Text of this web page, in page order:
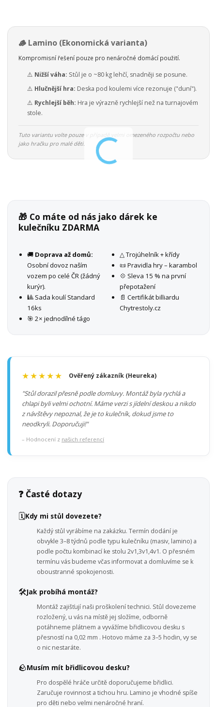
🪵 Lamino (Ekonomická varianta)
Kompromisní řešení pouze pro nenáročné domácí použití.
⚠️ Nižší váha: Stůl je o ~80 kg lehčí, snadněji se posune.
⚠️ Hlučnější hra: Deska pod koulemi více rezonuje ("duní").
⚠️ Rychlejší běh: Hra je výrazně rychlejší než na turnajovém
stole.
Tuto variantu volte pouze v případě velmi omezeného rozpočtu nebo
jako hračku pro malé děti.
🎁 Co máte od nás jako dárek ke
kulečníku ZDARMA
🚚 Doprava až domů:
Osobní dovoz naším
vozem po celé ČR (žádný
kurýr).
🎱 Sada koulí Standard
16ks
🎯 2× jednodílné tágo
△ Trojúhelník + křídy
📜 Pravidla hry – karambol
💠 Sleva 15 % na první
přepotažení
📄 Certifikát billiardu
Chytrestoly.cz
★★★★★ Ověřený zákazník (Heureka)
"Stůl dorazil přesně podle domluvy. Montáž byla rychlá a
chlapi byli velmi ochotní. Máme verzi s jídelní deskou a nikdo
z návštěvy nepoznal, že je to kulečník, dokud jsme to
neodkryli. Doporučuji!"
– Hodnocení z našich referencí
❓ Časté dotazy
🗓️Kdy mi stůl dovezete?
Každý stůl vyrábíme na zakázku. Termín dodání je
obvykle 3–8 týdnů podle typu kulečníku (masiv, lamino) a
podle počtu kombinací ke stolu 2v1,3v1,4v1. O přesném
termínu vás budeme včas informovat a domluvíme se k
oboustranné spokojenosti.
🛠️Jak probíhá montáž?
Montáž zajišťují naši proškolení technici. Stůl dovezeme
rozložený, u vás na místě jej složíme, odborně
potáhneme plátnem a vyvážíme břidlicovou desku s
přesností na 0,02 mm . Hotovo máme za 3–5 hodin, vy se
o nic nestaráte.
🪨Musím mít břidlicovou desku?
Pro dospělé hráče určitě doporučujeme břidlici.
Zaručuje rovinnost a tichou hru. Lamino je vhodné spíše
pro děti nebo velmi nenáročné hraní.